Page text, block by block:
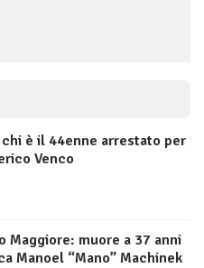
è il 44enne arrestato per
Venco
Maggiore: muore a 37 anni
Manoel “Mano” Machinek